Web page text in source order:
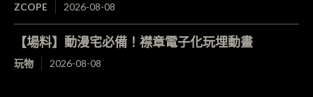
ZCOPE 2026-08-08
【場料】動漫宅必備！襟章電子化玩埋動畫
玩物 2026-08-08